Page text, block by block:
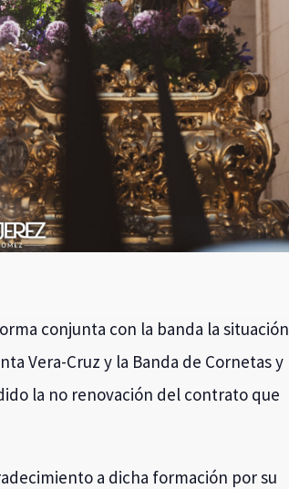
conjunta con la banda la situación
Vera-Cruz y la Banda de Cornetas y
la no renovación del contrato que
a dicha formación por su